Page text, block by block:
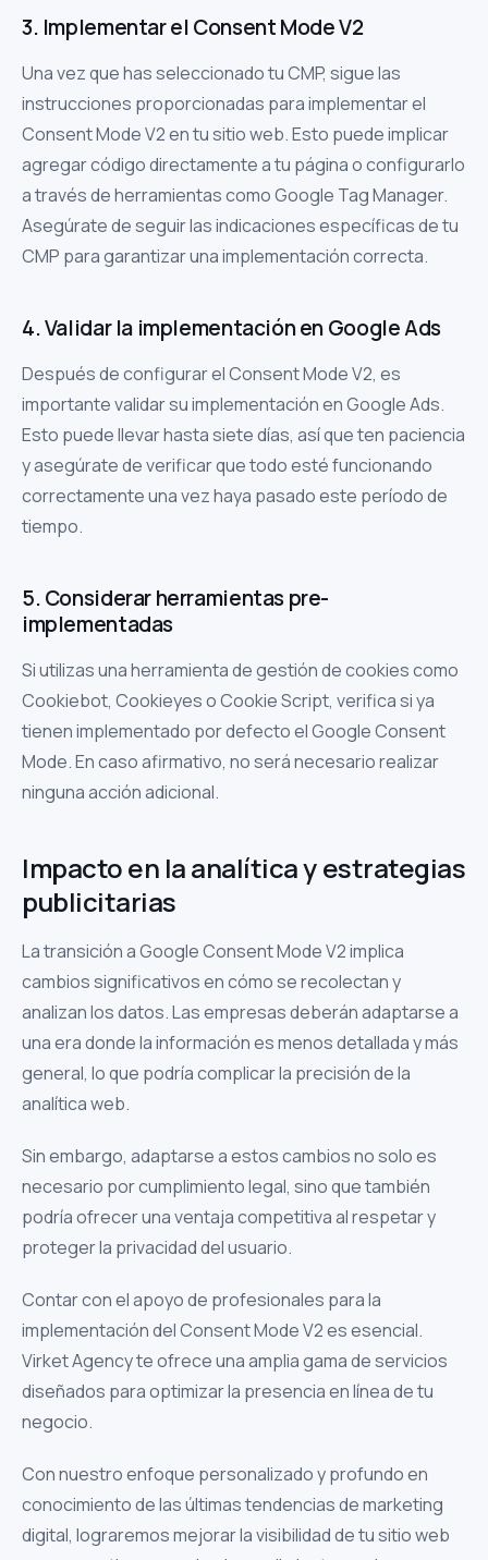
3. Implementar el Consent Mode V2
Una vez que has seleccionado tu CMP, sigue las
instrucciones proporcionadas para implementar el
Consent Mode V2 en tu sitio web. Esto puede implicar
agregar código directamente a tu página o configurarlo
a través de herramientas como Google Tag Manager.
Asegúrate de seguir las indicaciones específicas de tu
CMP para garantizar una implementación correcta.
4. Validar la implementación en Google Ads
Después de configurar el Consent Mode V2, es
importante validar su implementación en Google Ads.
Esto puede llevar hasta siete días, así que ten paciencia
y asegúrate de verificar que todo esté funcionando
correctamente una vez haya pasado este período de
tiempo.
5. Considerar herramientas pre-
implementadas
Si utilizas una herramienta de gestión de cookies como
Cookiebot, Cookieyes o Cookie Script, verifica si ya
tienen implementado por defecto el Google Consent
Mode. En caso afirmativo, no será necesario realizar
ninguna acción adicional.
Impacto en la analítica y estrategias
publicitarias
La transición a Google Consent Mode V2 implica
cambios significativos en cómo se recolectan y
analizan los datos. Las empresas deberán adaptarse a
una era donde la información es menos detallada y más
general, lo que podría complicar la precisión de la
analítica web.
Sin embargo, adaptarse a estos cambios no solo es
necesario por cumplimiento legal, sino que también
podría ofrecer una ventaja competitiva al respetar y
proteger la privacidad del usuario.
Contar con el apoyo de profesionales para la
implementación del Consent Mode V2 es esencial.
Virket Agency te ofrece una amplia gama de servicios
diseñados para optimizar la presencia en línea de tu
negocio.
Con nuestro enfoque personalizado y profundo en
conocimiento de las últimas tendencias de marketing
digital, lograremos mejorar la visibilidad de tu sitio web